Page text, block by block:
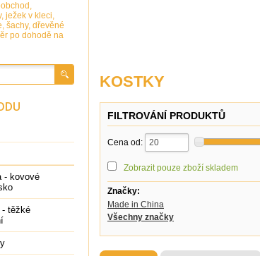
KOSTKY
FILTROVÁNÍ PRODUKTŮ
Cena od:
Zobrazit pouze zboží skladem
Značky:
Made in China
Všechny značky
ježek v kleci,
šachy, dřevěné
po dohodě na
- kovové
těžké